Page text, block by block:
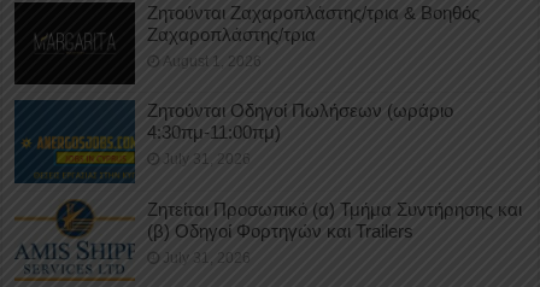
Ζητούνται Ζαχαροπλάστης/τρια & Βοηθός
Ζαχαροπλάστης/τρια
August 1, 2026
Ζητούνται Οδηγοί Πωλήσεων (ωράριο
4:30πμ-11:00πμ)
July 31, 2026
Ζητείται Προσωπικό (α) Τμήμα Συντήρησης και
(β) Οδηγοί Φορτηγών και Trailers
July 31, 2026